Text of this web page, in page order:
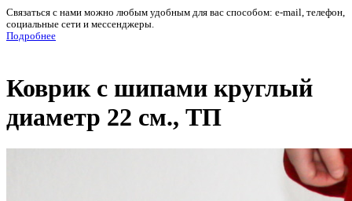
Связаться с нами можно любым удобным для вас способом: e-mail, телефон,
социальные сети и мессенджеры.
Подробнее
Коврик с шипами круглый
диаметр 22 см., ТП